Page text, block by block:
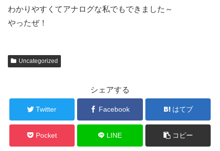
わかりやすくてアナログな私でもできました～
やったぜ！
Uncategorized
シェアする
Twitter Facebook はてブ
Pocket LINE コピー